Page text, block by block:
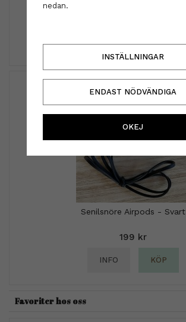
Senilsnöre Airpods - Svart
199 kr
INFO KÖP
Favoriter hos oss
nedan.
INSTÄLLNINGAR
ENDAST NÖDVÄNDIGA
OKEJ